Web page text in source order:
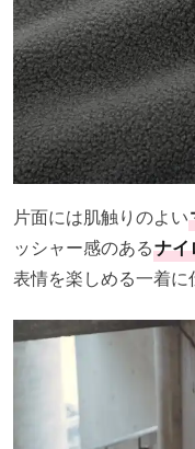
片面には肌触りのよい
ッシャー感のあるナイ
表情を楽しめる一着に